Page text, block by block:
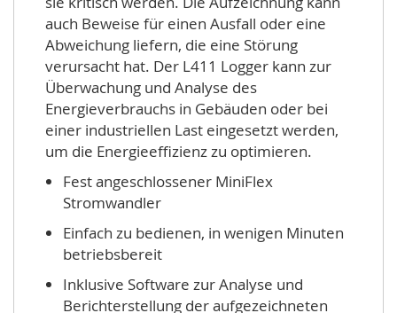
auch Beweise für einen Ausfall oder eine
Abweichung liefern, die eine Störung
verursacht hat. Der L411 Logger kann zur
Überwachung und Analyse des
Energieverbrauchs in Gebäuden oder bei
einer industriellen Last eingesetzt werden,
um die Energieeffizienz zu optimieren.
Fest angeschlossener MiniFlex
Stromwandler
Einfach zu bedienen, in wenigen Minuten
betriebsbereit
Inklusive Software zur Analyse und
Berichterstellung der aufgezeichneten